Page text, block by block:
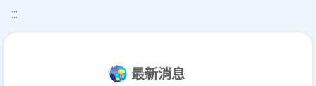
:::
最新消息